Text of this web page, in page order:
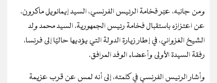
ومن جانبه، عبّر فخامة الرئيس الفرنسي، السيد إيمانويل ماكرون،
عن اعتزازه باستقبال فخامة رئيس الجمهورية، السيد محمد ولد
الشيخ الغزواني، في إطار زيارة الدولة التي يؤديها حاليًا إلى فرنسا،
رفقة السيدة الأولى وأعضاء الوفد المرافق.
وأشار الرئيس الفرنسي في كلمته، إلى أنه لمس عن قرب عزيمة